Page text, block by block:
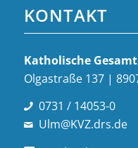
KONTAKT
Katholische
Olgastraße 137 |
0731 / 14053-0
Ulm@KVZ.drs.de